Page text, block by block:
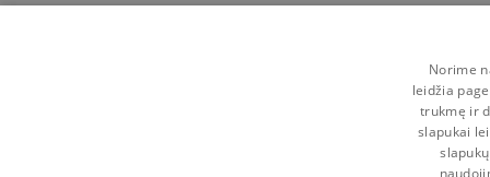
Norime
leidžia
trukmę ir
slapukai